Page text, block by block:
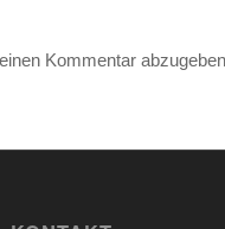
Kommentar